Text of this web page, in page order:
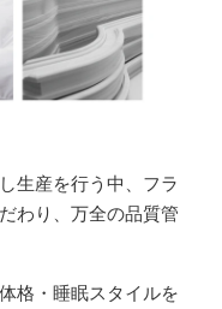
生産を行う中、フラ
わり、万全の品質管
格・睡眠スタイルを